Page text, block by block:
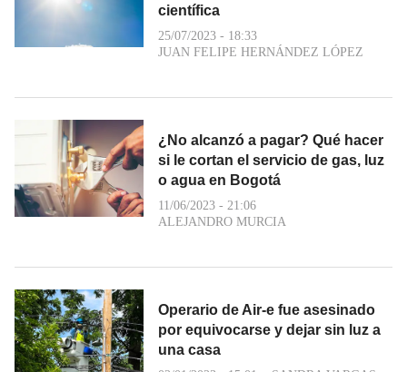
científica
25/07/2023 - 18:33
JUAN FELIPE HERNÁNDEZ LÓPEZ
¿No alcanzó a pagar? Qué hacer
si le cortan el servicio de gas, luz
o agua en Bogotá
11/06/2023 - 21:06
ALEJANDRO MURCIA
Operario de Air-e fue asesinado
por equivocarse y dejar sin luz a
una casa